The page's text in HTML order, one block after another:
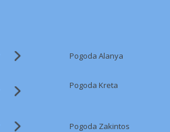
Pogoda Alanya
Pogoda Kreta
Pogoda Zakintos